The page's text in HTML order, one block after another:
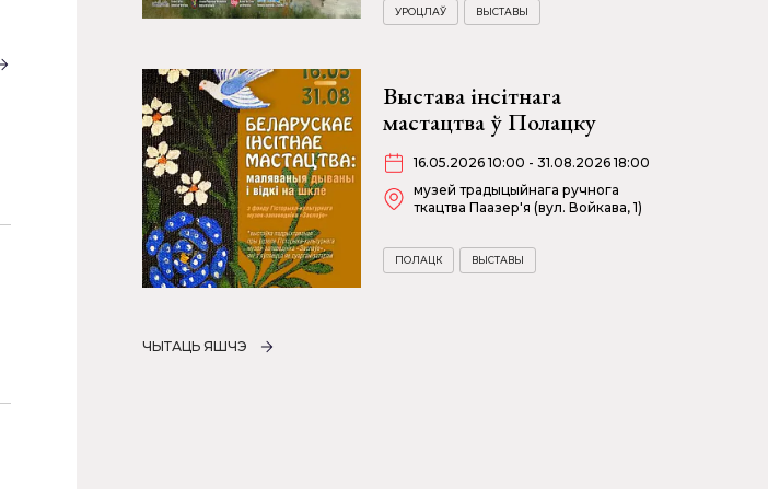
УРОЦЛАЎ ВЫСТАВЫ
Выстава інсітнага
мастацтва ў Полацку
16.05.2026 10:00 - 31.08.2026 18:00
музей традыцыйнага ручнога
ткацтва Паазер'я (вул. Войкава, 1)
ПОЛАЦК ВЫСТАВЫ
ЧЫТАЦЬ ЯШЧЭ